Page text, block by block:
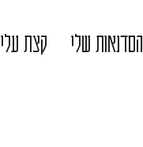
הסדנאות שלי קצת עלי